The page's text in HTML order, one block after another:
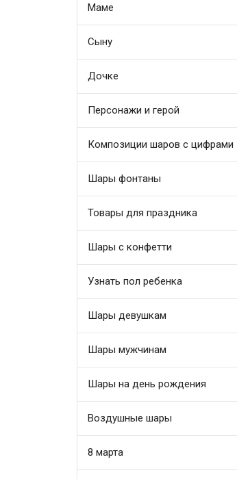
Маме
Сыну
Дочке
Персонажи и герой
Композиции шаров с цифрами
Шары фонтаны
Товары для праздника
Шары с конфетти
Узнать пол ребенка
Шары девушкам
Шары мужчинам
Шары на день рождения
Воздушные шары
8 марта